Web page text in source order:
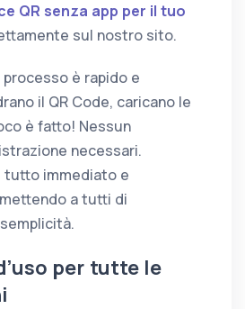
QR senza app per il tuo
sul nostro sito.
è rapido e
il QR Code, caricano le
è fatto! Nessun
necessari.
tutto immediato e
a tutti di
per tutte le